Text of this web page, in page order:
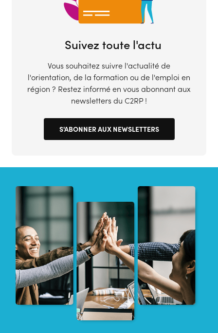
Suivez toute l'actu
Vous souhaitez suivre l'actualité de
l'orientation, de la formation ou de l'emploi en
région ? Restez informé en vous abonnant aux
newsletters du C2RP !
S'ABONNER AUX NEWSLETTERS